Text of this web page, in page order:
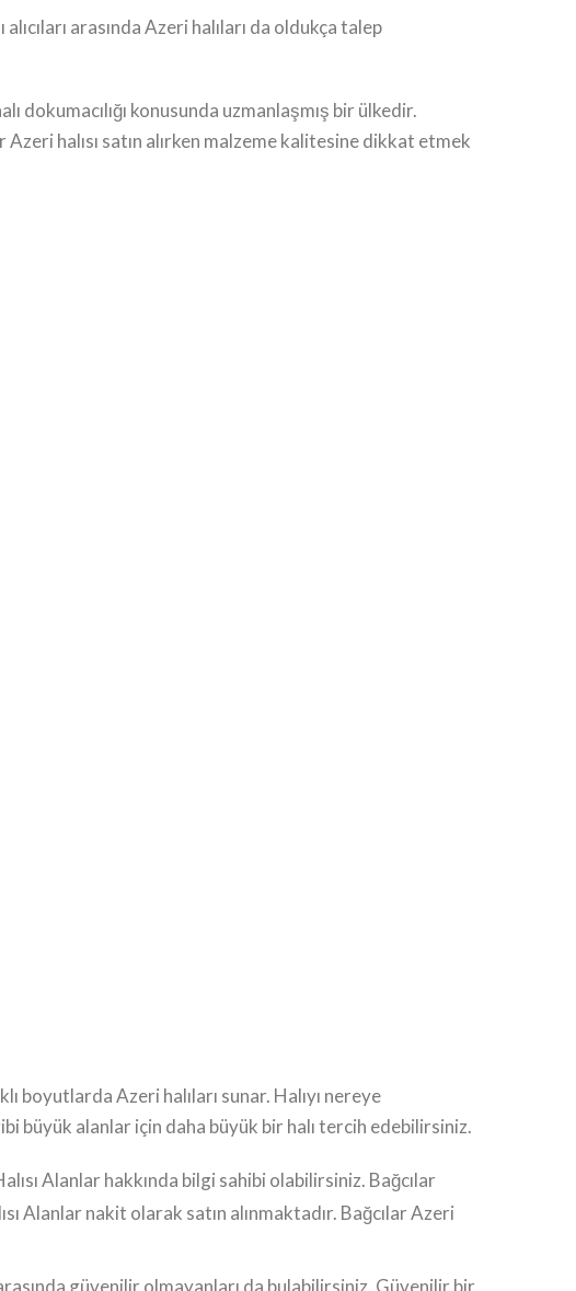
arasında Azeri halıları da oldukça talep
dokumacılığı konusunda uzmanlaşmış bir ülkedir.
halısı satın alırken malzeme kalitesine dikkat etmek
boyutlarda Azeri halıları sunar. Halıyı nereye
büyük alanlar için daha büyük bir halı tercih edebilirsiniz.
Alanlar hakkında bilgi sahibi olabilirsiniz. Bağcılar
Alanlar nakit olarak satın alınmaktadır. Bağcılar Azeri
arasında güvenilir olmayanları da bulabilirsiniz. Güvenilir bir